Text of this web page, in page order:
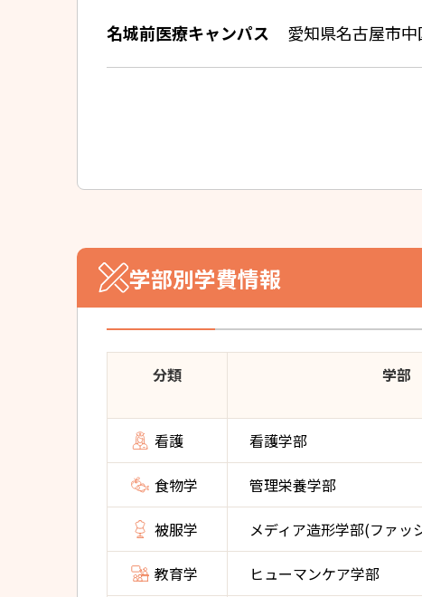
名城前医療キャンパス 愛知県名古屋市
学部別学費情報
分類 学部
看護 看護学部
食物学 管理栄養学部
被服学 メディア造形学部(ファッ
教育学 ヒューマンケア学部